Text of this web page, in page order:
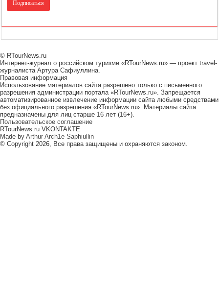
© RTourNews.ru
Интернет-журнал о российском туризме «RTourNews.ru» — проект travel-
журналиста Артура Сафиуллина.
Правовая информация
Использование материалов сайта разрешено только с письменного
разрешения администрации портала «RTourNews.ru». Запрещается
автоматизированное извлечение информации сайта любыми средствами
без официального разрешения «RTourNews.ru». Материалы сайта
предназначены для лиц старше 16 лет (16+).
Пользовательское соглашение
RTourNews.ru VKONTAKTE
Made by Arthur Arch1e Saphiullin
© Copyright 2026, Все права защищены и охраняются законом.